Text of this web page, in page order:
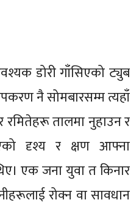
डोरी गाँसिएको ट्युब
नै सोमबारसम्म त्यहाँ
रमितेहरू तालमा नुहाउन र
दृश्य र क्षण आफ्ना
एक जना युवा त किनार
रोक्न वा सावधान